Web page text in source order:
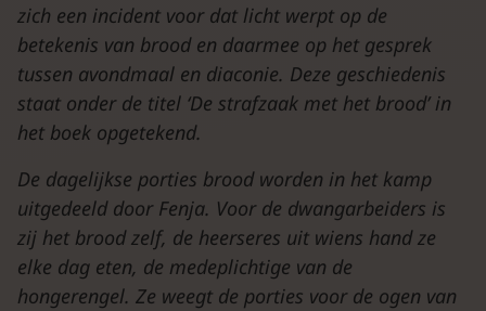
zich een incident voor dat licht werpt op de
betekenis van brood en daarmee op het gesprek
tussen avondmaal en diaconie. Deze geschiedenis
staat onder de titel ‘De strafzaak met het brood’ in
het boek opgetekend.
De dagelijkse porties brood worden in het kamp
uitgedeeld door Fenja. Voor de dwangarbeiders is
zij het brood zelf, de heerseres uit wiens hand ze
elke dag eten, de medeplichtige van de
hongerengel. Ze weegt de porties voor de ogen van